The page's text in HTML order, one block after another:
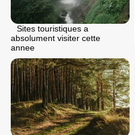
Sites touristiques a
absolument visiter cette
annee